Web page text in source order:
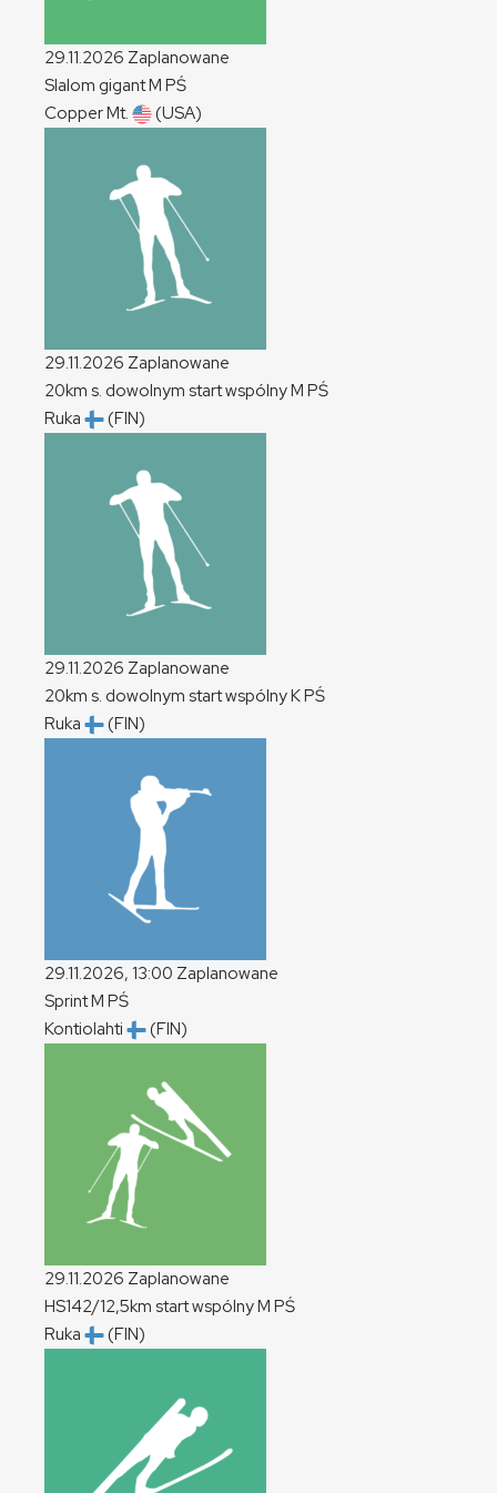
29.11.2026 Zaplanowane
Slalom gigantM PŚ
Copper Mt.
(USA)
29.11.2026 Zaplanowane
20km s. dowolnym start wspólnyM PŚ
Ruka
(FIN)
29.11.2026 Zaplanowane
20km s. dowolnym start wspólnyKPŚ
Ruka
(FIN)
29.11.2026, 13:00 Zaplanowane
SprintM PŚ
Kontiolahti
(FIN)
29.11.2026 Zaplanowane
HS142/12,5km start wspólnyM PŚ
Ruka
(FIN)